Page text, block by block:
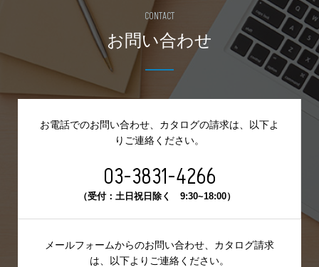
CONTACT
お問い合わせ
お電話でのお問い合わせ、カタログの請求は、
以下よ
りご連絡ください。
03-3831-4266
（受付：土日祝日除く 9:30~18:00）
メールフォームからのお問い合わせ、カタログ請求
は、
以下よりご連絡ください。